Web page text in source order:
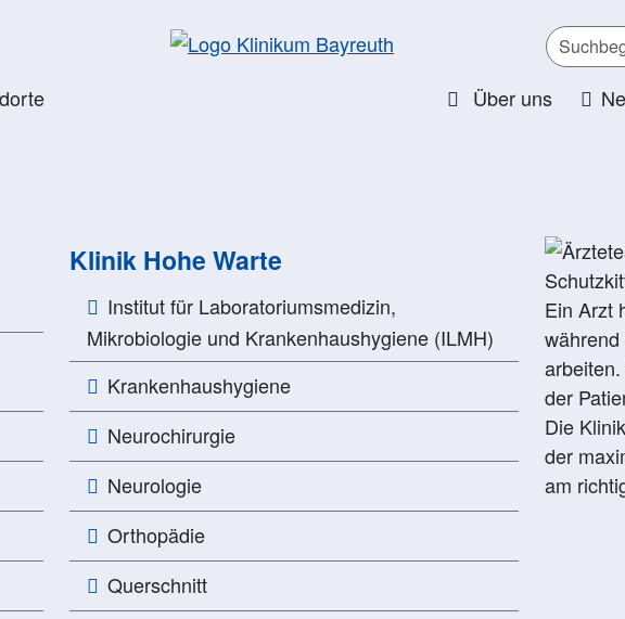
Über uns
Klinik Hohe Warte
Institut für Laboratoriumsmedizin,
Mikrobiologie und Krankenhaushygiene (ILMH)
Krankenhaushygiene
Neurochirurgie
Neurologie
Orthopädie
Querschnitt
Die
der
am